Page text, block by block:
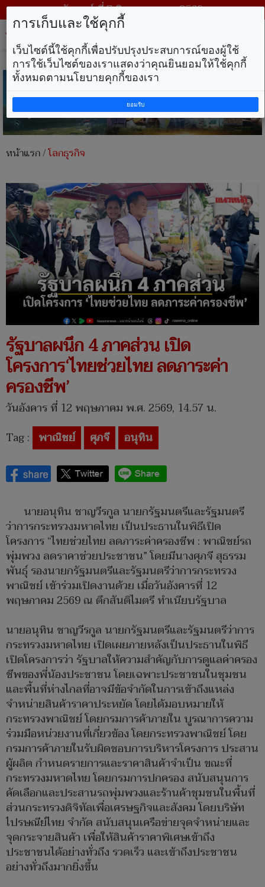
วันศุกร์ ที่ 7 สิงหาคม พ.ศ. 2569
หน้าแรก/โลกธุรกิจ
รัฐบาลผนึก 4 ภาคส่วน เปิด
โครงการ‘ไทยช่วยไทย ลดภาระค่า
ครองชีพ’
วันอังคาร ที่ 12 พฤษภาคม พ.ศ. 2569, 14.57 น.
Tag : พาณิชย์ ศุภจี อนุทิน
นายอนุทิน ชาญวีรกูล นายกรัฐมนตรีและรัฐมนตรี
ว่าการกระทรวงมหาดไทย เป็นประธานในพิธีเปิด
โครงการ “ไทยช่วยไทย ลดภาระค่าครองชีพ : พาณิชย์รถ
พุ่มพวง ลดราคาช่วยประชาชน” โดยมีนางศุภจี สุธรรม
พันธุ์ รองนายกรัฐมนตรีและรัฐมนตรีว่าการกระทรวง
พาณิชย์ เข้าร่วมเปิดงานด้วย เมื่อวันอังคารที่ 12
พฤษภาคม 2569 ณ ตึกสันติไมตรี ทำเนียบรัฐบาล
นายอนุทิน ชาญวีรกูล นายกรัฐมนตรีและรัฐมนตรีว่าการ
กระทรวงมหาดไทย เปิดเผยภายหลังเป็นประธานในพิธี
เปิดโครงการว่า รัฐบาลให้ความสำคัญกับการดูแลค่าครอง
ชีพของพี่น้องประชาชน โดยเฉพาะประชาชนในชุมชน
และพื้นที่ห่างไกลที่อาจมีข้อจำกัดในการเข้าถึงแหล่ง
จำหน่ายสินค้าราคาประหยัด โดยได้มอบหมายให้
กระทรวงพาณิชย์ โดยกรมการค้าภายใน บูรณาการความ
ร่วมมือหน่วยงานที่เกี่ยวข้อง โดยกระทรวงพาณิชย์ โดย
กรมการค้าภายในรับผิดชอบการบริหารโครงการ ประสาน
ผู้ผลิต กำหนดรายการและราคาสินค้าจำเป็น ขณะที่
กระทรวงมหาดไทย โดยกรมการปกครอง สนับสนุนการ
คัดเลือกและประสานรถพุ่มพวงและร้านค้าชุมชนในพื้นที่
ส่วนกระทรวงดิจิทัลเพื่อเศรษฐกิจและสังคม โดยบริษัท
ไปรษณีย์ไทย จำกัด สนับสนุนเครือข่ายจุดจำหน่ายและ
จุดกระจายสินค้า เพื่อให้สินค้าราคาพิเศษเข้าถึง
ประชาชนได้อย่างทั่วถึง รวดเร็ว และเข้าถึงประชาชน
อย่างทั่วถึงมากยิ่งขึ้น
การเก็บและใช้คุกกี้
เว็บไซต์นี้ใช้คุกกี้เพื่อปรับปรุงประสบการณ์ของผู้ใช้
การใช้เว็บไซต์ของเราแสดงว่าคุณยินยอมให้ใช้คุกกี้
ทั้งหมดตามนโยบายคุกกี้ของเรา
ยอมรับ